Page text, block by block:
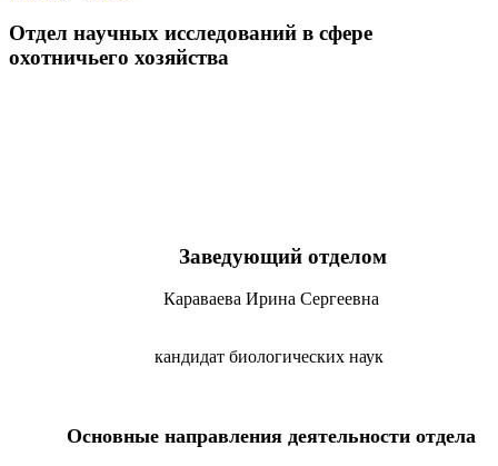
Отдел научных исследований в сфере
охотничьего хозяйства
Заведующий отделом
Караваева Ирина Сергеевна
кандидат биологических наук
Основные направления деятельности отдела